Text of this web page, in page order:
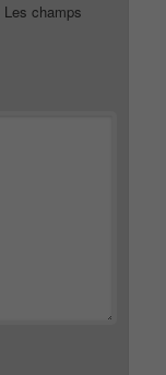
Les champs